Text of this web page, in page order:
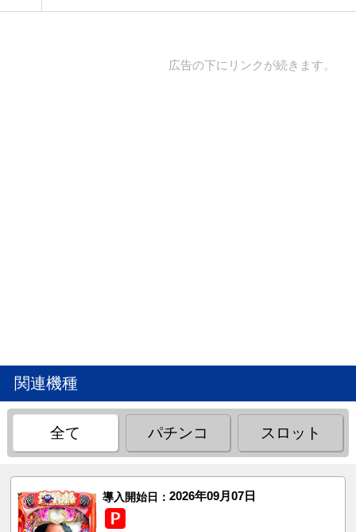
広告の下にリンクが続きます。
関連機種
全て パチンコ スロット
導入開始日： 2026年09月07日